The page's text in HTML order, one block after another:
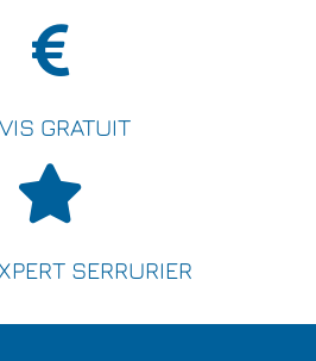
GRATUIT
SERRURIER